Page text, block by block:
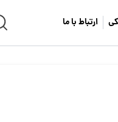
ارتباط با ما